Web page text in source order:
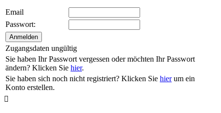
Email
Passwort:
Zugangsdaten ungültig
Sie haben Ihr Passwort vergessen oder möchten Ihr Passwort
ändern? Klicken Sie hier.
Sie haben sich noch nicht registriert? Klicken Sie hierum ein
Konto erstellen.
